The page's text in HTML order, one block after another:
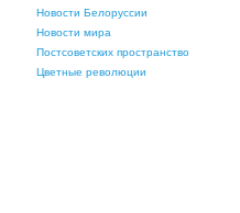
Новости Белоруссии
Новости мира
Постсоветских пространство
Цветные революции